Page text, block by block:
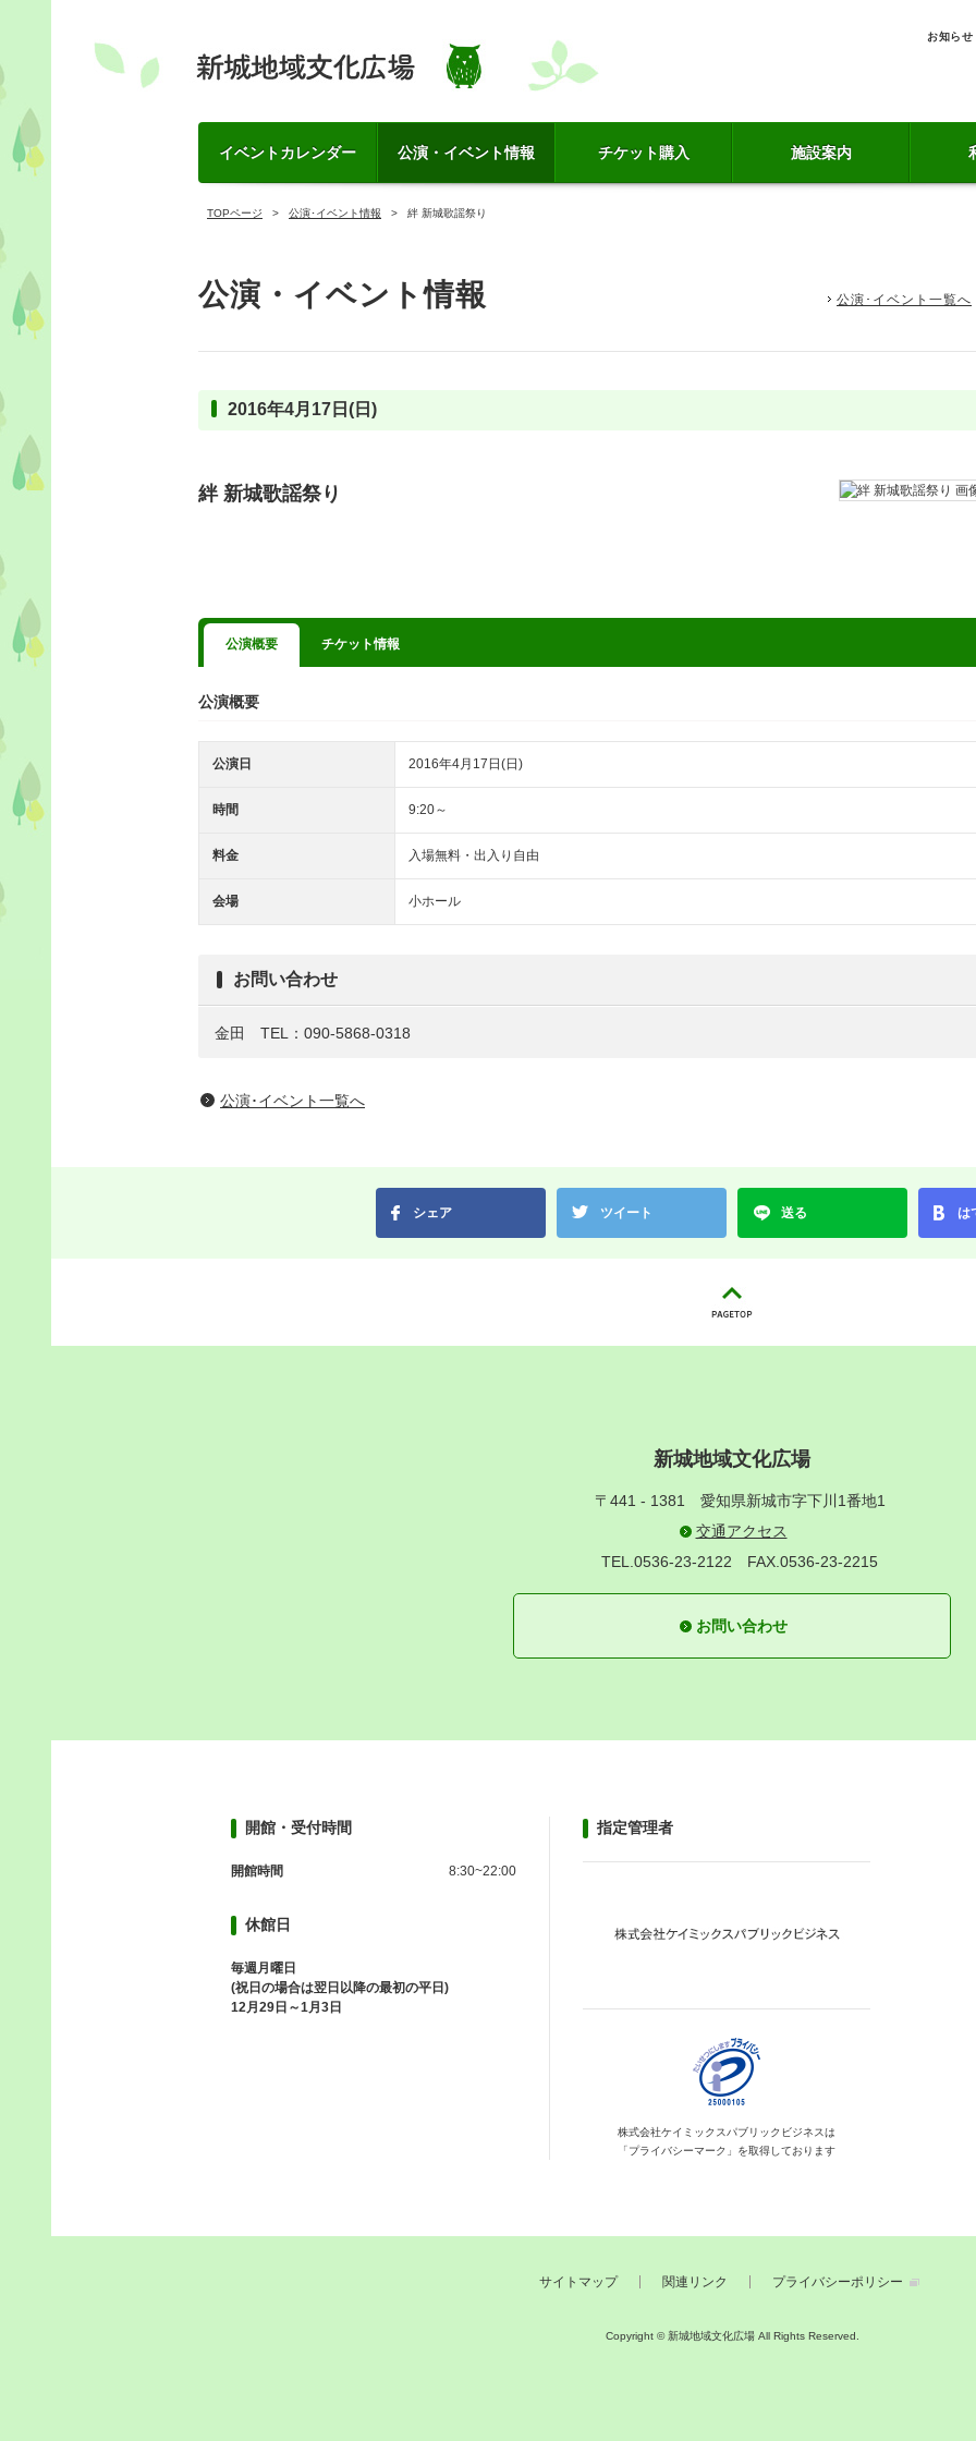
お知らせ
イベントカレンダー 公演・イベント情報 チケット購入 施設案内
TOPページ 公演･イベント情報 絆 新城歌謡祭り
公演・イベント情報 公演･イベント一覧へ
2016年4月17日(日)
絆 新城歌謡祭り
公演概要 チケット情報
公演概要
公演日 2016年4月17日(日)
時間 9:20～
料金 入場無料・出入り自由
会場 小ホール
お問い合わせ
金田 TEL：090-5868-0318
公演･イベント一覧へ
シェア ツイート 送る は
新城地域文化広場
〒441 - 1381 愛知県新城市字下川1番地1
交通アクセス
TEL.0536-23-2122 FAX.0536-23-2215
お問い合わせ
開館・受付時間
開館時間 8:30~22:00
休館日
毎週月曜日
(祝日の場合は翌日以降の最初の平日)
12月29日～1月3日
指定管理者
株式会社ケイミックス パブリックビジネスは
「プライバシーマーク」を取得しております
サイトマップ 関連リンク プライバシーポリシー
Copyright © 新城地域文化広場All Rights Reserved.